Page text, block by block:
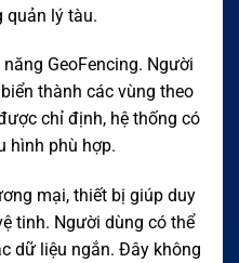
quản lý tàu.
GeoFencing. Người
thành các vùng theo
chỉ định, hệ thống có
hình phù hợp.
mại, thiết bị giúp duy
tinh. Người dùng có thể
dữ liệu ngắn. Đây không